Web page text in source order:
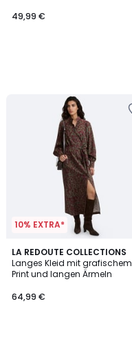
49,99 €
10% EXTRA*
LA REDOUTE COLLECTIONS
Langes Kleid mit grafischem
Print und langen Ärmeln
64,99 €